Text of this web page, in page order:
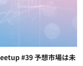
#39 予想市場は未